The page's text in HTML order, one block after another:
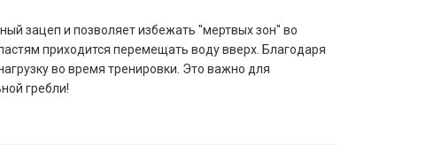
зацеп и позволяет избежать "мертвых зон" во
приходится перемещать воду вверх. Благодаря
во время тренировки. Это важно для
гребли!